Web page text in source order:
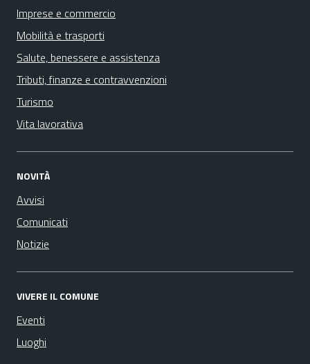
Imprese e commercio
Mobilità e trasporti
Salute, benessere e assistenza
Tributi, finanze e contravvenzioni
Turismo
Vita lavorativa
NOVITÀ
Avvisi
Comunicati
Notizie
VIVERE IL COMUNE
Eventi
Luoghi